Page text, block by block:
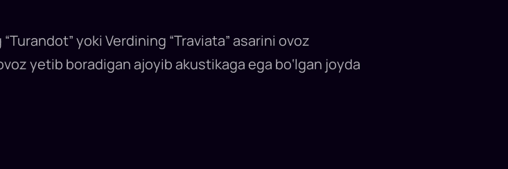
yoki Verdining “Traviata” asarini ovoz
yetib boradigan ajoyib akustikaga ega bo‘lgan joyda